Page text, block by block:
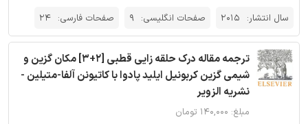
سال انتشار: 2015 صفحات انگلیسی: 9 صفحات فارسی: 24
ترجمه مقاله درک حلقه زایی قطبی [2+3] مکان گزین و
شیمی گزین کربونیل ایلید پادوا با کاتیونن آلفا-متیلین -
نشریه الزویر
مبلغ: ۱۴۰,۰۰۰ تومان